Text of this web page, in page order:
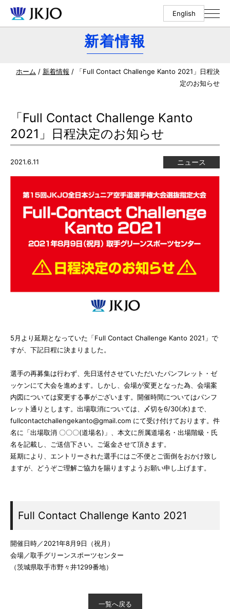
English
新着情報
ホーム / 新着情報 / 「Full Contact Challenge Kanto 2021」日程決
定のお知らせ
「Full Contact Challenge Kanto
2021」日程決定のお知らせ
2021.6.11 ニュース
5月より延期となっていた「Full Contact Challenge Kanto 2021」で
すが、下記日程に決まりました。
選手の再募集は行わず、先日送付させていただいたパンフレット・ゼ
ッケンにて大会を進めます。しかし、会場が変更となった為、会場案
内図については変更する事がございます。開催時間についてはパンフ
レット通りとします。出場取消については、〆切を6/30(水)まで、
fullcontactchallengekanto@gmail.com にて受け付けております。件
名に「出場取消 〇〇〇(道場名)」、本文に所属道場名・出場階級・氏
名を記載し、ご送信下さい。ご返金させて頂きます。
延期により、エントリーされた選手にはご不便とご面倒をおかけ致し
ますが、どうぞご理解ご協力を賜りますようお願い申し上げます。
Full Contact Challenge Kanto 2021
開催日時／2021年8月9日（祝月）
会場／取手グリーンスポーツセンター
（茨城県取手市野々井1299番地）
一覧へ戻る